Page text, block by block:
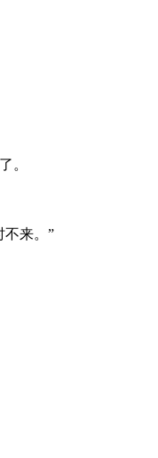
。
不来。”